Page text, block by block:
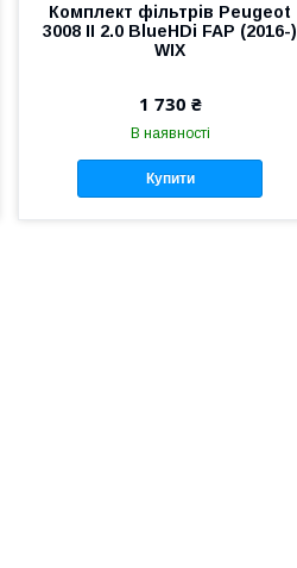
Комплект фільтрів Peugeot
3008 II 2.0 BlueHDi FAP (2016-)
WIX
1 730 ₴
В наявності
Купити